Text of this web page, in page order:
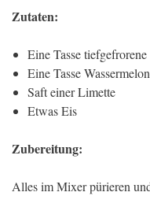
Zutaten:
Eine Tasse
Eine Tasse
Saft einer Limette
Etwas Eis
Zubereitung:
Alles im Mixer pürieren